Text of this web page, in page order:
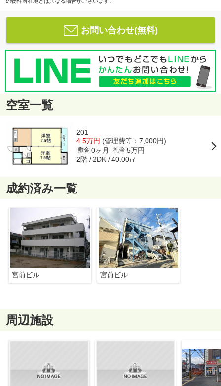
お問い合わせ(無料)
空室一覧
201
4.5万円 (管理費等：7,000円)
敷金 0ヶ月 礼金 5万円
2階 2DK 40.00㎡
成約済み一覧
宮前ビル 宮前ビル
周辺施設